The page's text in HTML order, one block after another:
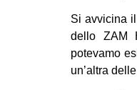
Si avvicina
dello ZAM
potevamo
un’altra